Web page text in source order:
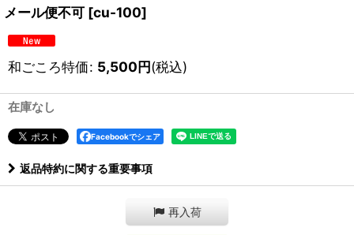
メール便不可 [cu-100]
和ごころ特価: 5,500円(税込)
在庫なし
Facebookでシェア
返品特約に関する重要事項
再入荷